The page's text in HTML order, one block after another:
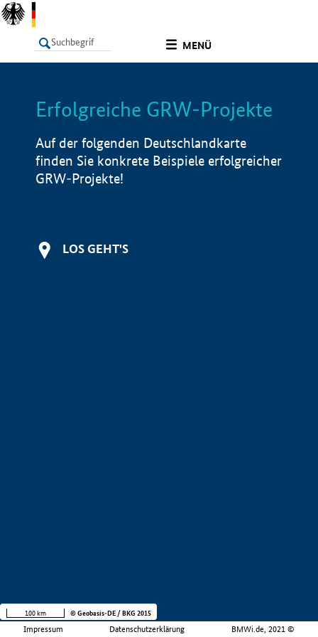
MENÜ
LISTE Info
Erfolgreiche GRW-Projekte
Auf der folgenden Deutschlandkarte
finden Sie konkrete Beispiele erfolgreicher
GRW-Projekte!
LOS GEHT'S
Impressum Datenschutzerklärung BMWi.de, 2021 ©
100 km © Geobasis-DE / BKG 2015